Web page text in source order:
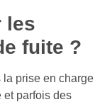
les
fuite ?
la prise en charge
et parfois des